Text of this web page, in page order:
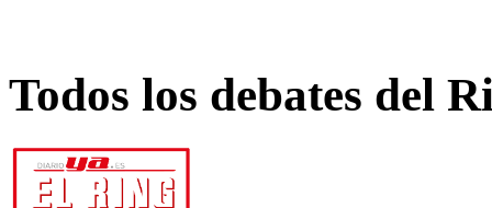
Todos los debates del